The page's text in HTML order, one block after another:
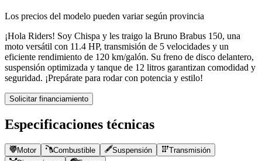
Los precios del modelo pueden variar según provincia
¡Hola Riders! Soy Chispa y les traigo la Bruno Brabus 150, una
moto versátil con 11.4 HP, transmisión de 5 velocidades y un
eficiente rendimiento de 120 km/galón. Su freno de disco delantero,
suspensión optimizada y tanque de 12 litros garantizan comodidad y
seguridad. ¡Prepárate para rodar con potencia y estilo!
Solicitar financiamiento
Especificaciones técnicas
Motor Combustible Suspensión
Transmisión